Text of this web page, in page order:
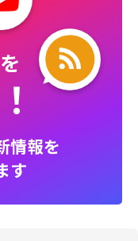
を
情報を
す